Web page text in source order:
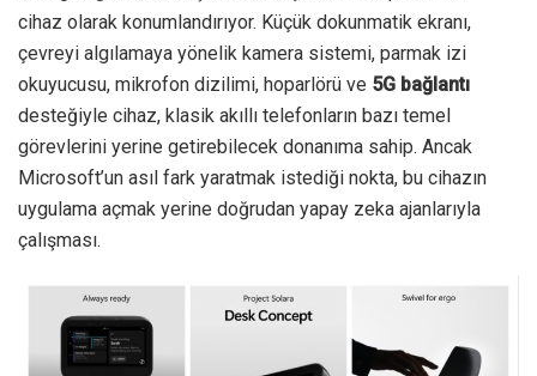
cihaz olarak konumlandırıyor. Küçük dokunmatik ekranı,
çevreyi algılamaya yönelik kamera sistemi, parmak izi
okuyucusu, mikrofon dizilimi, hoparlörü ve 5G bağlantı
desteğiyle cihaz, klasik akıllı telefonların bazı temel
görevlerini yerine getirebilecek donanıma sahip. Ancak
Microsoft’un asıl fark yaratmak istediği nokta, bu cihazın
uygulama açmak yerine doğrudan yapay zeka ajanlarıyla
çalışması.